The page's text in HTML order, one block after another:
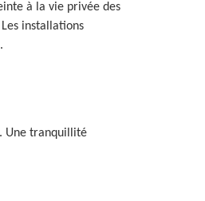
à la vie privée des
installations
Une tranquillité